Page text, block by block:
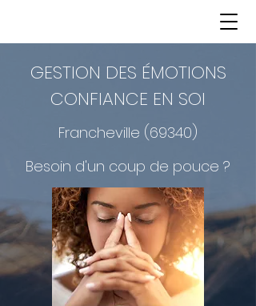
GESTION DES ÉMOTIONS
CONFIANCE EN SOI
Francheville (69340)
Besoin d'un coup de pouce ?